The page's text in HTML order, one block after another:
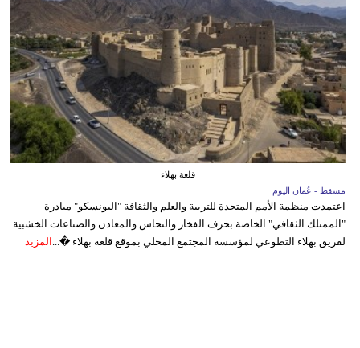
قلعة بهلاء
مسقط - عُمان اليوم
اعتمدت منظمة الأمم المتحدة للتربية والعلم والثقافة "اليونسكو" مبادرة
"الممتلك الثقافي" الخاصة بحرف الفخار والنحاس والمعادن والصناعات الخشبية
لفريق بهلاء التطوعي لمؤسسة المجتمع المحلي بموقع قلعة بهلاء �... المزيد